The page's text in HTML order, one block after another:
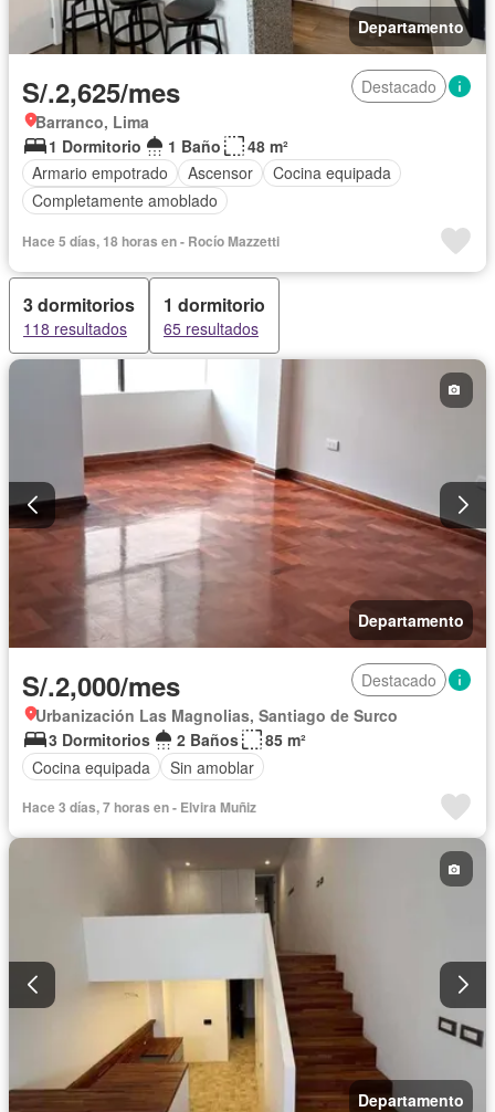
Departamento
S/.2,625/mes
Destacado
Barranco, Lima
1 Dormitorio
1 Baño
48 m²
Armario empotrado
Ascensor
Cocina equipada
Completamente amoblado
Hace 5 días, 18 horas en - Rocío Mazzetti
3 dormitorios
118 resultados
1 dormitorio
65 resultados
Departamento
S/.2,000/mes
Destacado
Urbanización Las Magnolias, Santiago de Surco
3 Dormitorios
2 Baños
85 m²
Cocina equipada
Sin amoblar
Hace 3 días, 7 horas en - Elvira Muñiz
Departamento